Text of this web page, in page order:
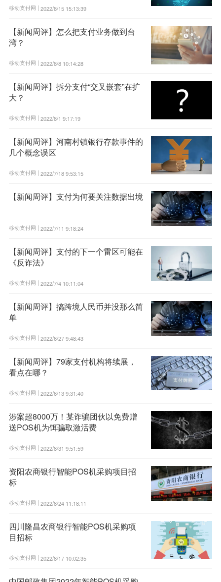
移动支付网 | 2022/8/15 15:13:39
【新闻周评】怎么把支付业务做到台
湾？
移动支付网 | 2022/8/8 10:14:28
【新闻周评】拆分支付“交叉嵌套”在扩
大？
移动支付网 | 2022/8/1 9:17:19
【新闻周评】河南村镇银行存款事件的
几个概念误区
移动支付网 | 2022/7/18 9:53:15
【新闻周评】支付为何要关注数据出境
移动支付网 | 2022/7/11 9:18:24
【新闻周评】支付的下一个雷区可能在
《反诈法》
移动支付网 | 2022/7/4 10:11:04
【新闻周评】搞跨境人民币并没那么简
单
移动支付网 | 2022/6/27 9:48:43
【新闻周评】79家支付机构将续展，
看点在哪？
移动支付网 | 2022/6/13 9:31:40
涉案超8000万！某诈骗团伙以免费赠
送POS机为饵骗取激活费
移动支付网 | 2022/8/31 9:51:59
资阳农商银行智能POS机采购项目招
标
移动支付网 | 2022/8/24 11:18:11
四川隆昌农商银行智能POS机采购项
目招标
移动支付网 | 2022/8/17 10:02:35